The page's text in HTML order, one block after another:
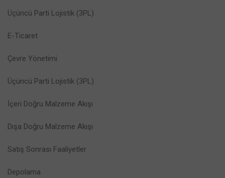
Üçüncü Parti Lojistik (3PL)
E-Ticaret
Çevre Yönetimi
Üçüncü Parti Lojistik (3PL)
İçeri Doğru Malzeme Akışı
Dışa Doğru Malzeme Akışı
Satış Sonrası Faaliyetler
Depolama